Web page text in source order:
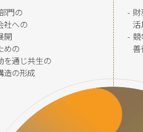
門の
社への
開
めの
を通じ共生の
造の形成
-
活
-
善